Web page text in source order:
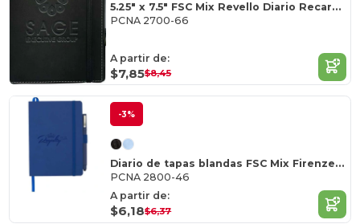
5.25" x 7.5" FSC Mix Revello Diario Recargable
PCNA 2700-66
A partir de:
$7,85$8,45
-3%
Diario de tapas blandas FSC Mix Firenze de 5" x 7
PCNA 2800-46
A partir de:
$6,18$6,37